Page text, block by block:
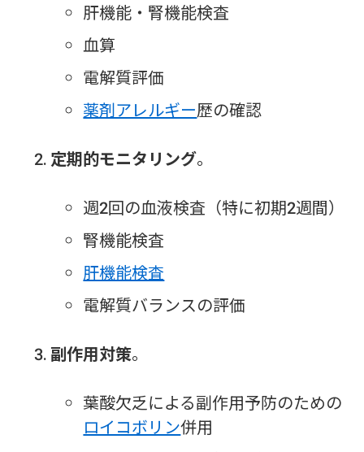
肝機能・腎機能検査
血算
電解質評価
薬剤アレルギー歴の確認
定期的モニタリング。
週2回の血液検査（特に初期2週間）
腎機能検査
肝機能検査
電解質バランスの評価
副作用対策。
葉酸欠乏による副作用予防のための
ロイコボリン併用